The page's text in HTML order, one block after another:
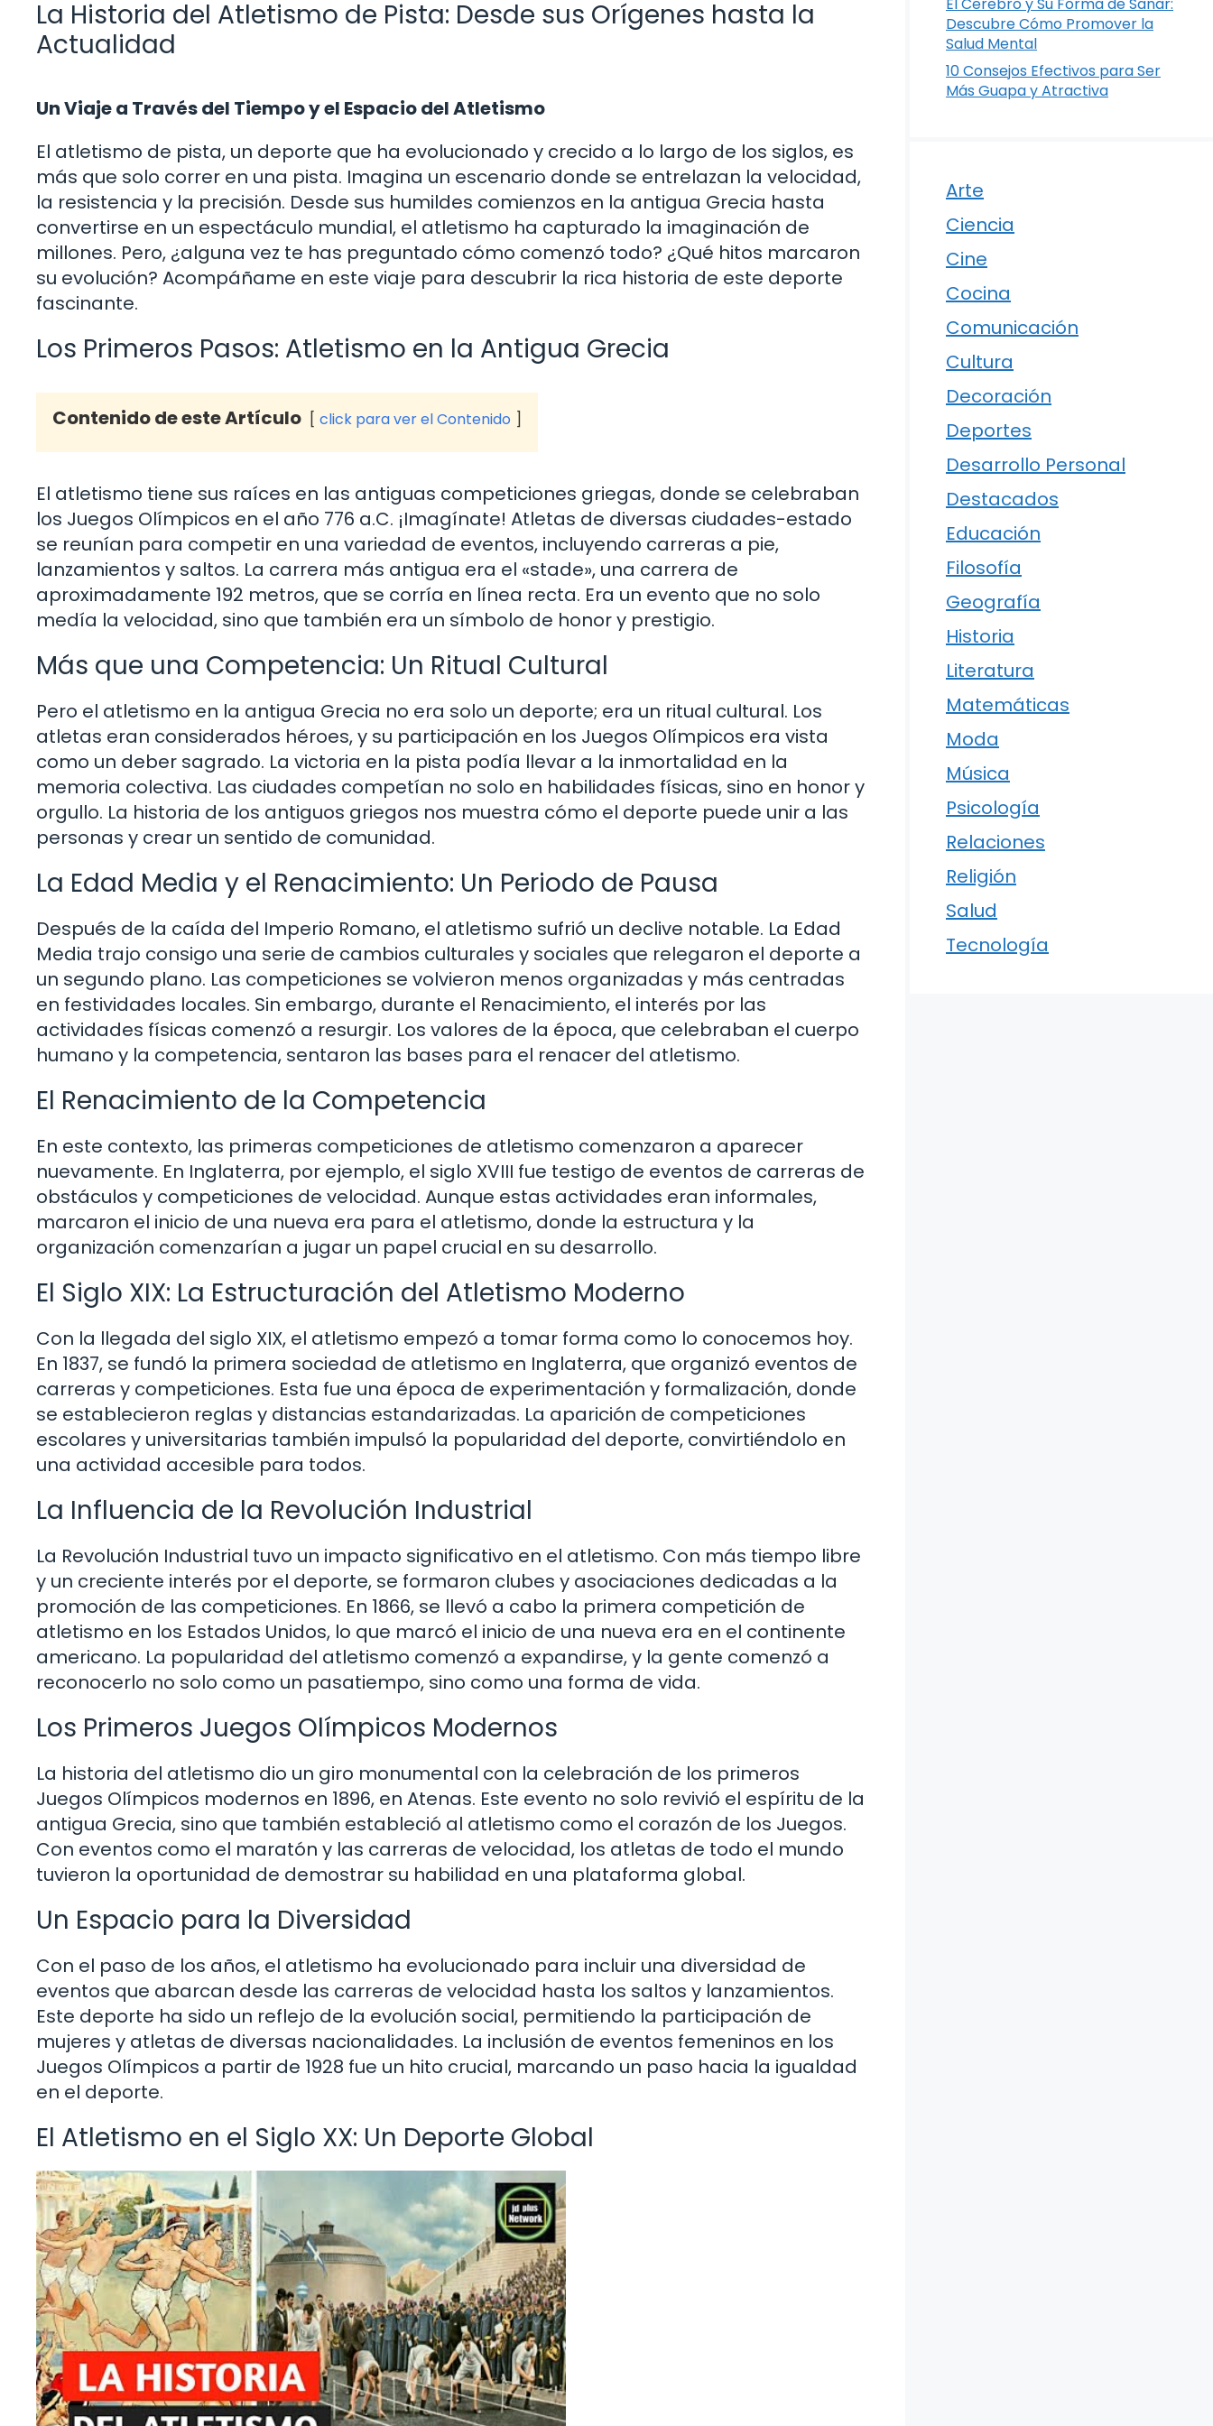
La Historia del Atletismo de Pista: Desde sus Orígenes hasta la
Actualidad
Un Viaje a Través del Tiempo y el Espacio del Atletismo
El atletismo de pista, un deporte que ha evolucionado y crecido a lo largo de los siglos, es
más que solo correr en una pista. Imagina un escenario donde se entrelazan la velocidad,
la resistencia y la precisión. Desde sus humildes comienzos en la antigua Grecia hasta
convertirse en un espectáculo mundial, el atletismo ha capturado la imaginación de
millones. Pero, ¿alguna vez te has preguntado cómo comenzó todo? ¿Qué hitos marcaron
su evolución? Acompáñame en este viaje para descubrir la rica historia de este deporte
fascinante.
Los Primeros Pasos: Atletismo en la Antigua Grecia
Contenido de este Artículo click para ver el Contenido
El atletismo tiene sus raíces en las antiguas competiciones griegas, donde se celebraban
los Juegos Olímpicos en el año 776 a.C. ¡Imagínate! Atletas de diversas ciudades-estado
se reunían para competir en una variedad de eventos, incluyendo carreras a pie,
lanzamientos y saltos. La carrera más antigua era el «stade», una carrera de
aproximadamente 192 metros, que se corría en línea recta. Era un evento que no solo
medía la velocidad, sino que también era un símbolo de honor y prestigio.
Más que una Competencia: Un Ritual Cultural
Pero el atletismo en la antigua Grecia no era solo un deporte; era un ritual cultural. Los
atletas eran considerados héroes, y su participación en los Juegos Olímpicos era vista
como un deber sagrado. La victoria en la pista podía llevar a la inmortalidad en la
memoria colectiva. Las ciudades competían no solo en habilidades físicas, sino en honor y
orgullo. La historia de los antiguos griegos nos muestra cómo el deporte puede unir a las
personas y crear un sentido de comunidad.
La Edad Media y el Renacimiento: Un Periodo de Pausa
Después de la caída del Imperio Romano, el atletismo sufrió un declive notable. La Edad
Media trajo consigo una serie de cambios culturales y sociales que relegaron el deporte a
un segundo plano. Las competiciones se volvieron menos organizadas y más centradas
en festividades locales. Sin embargo, durante el Renacimiento, el interés por las
actividades físicas comenzó a resurgir. Los valores de la época, que celebraban el cuerpo
humano y la competencia, sentaron las bases para el renacer del atletismo.
El Renacimiento de la Competencia
En este contexto, las primeras competiciones de atletismo comenzaron a aparecer
nuevamente. En Inglaterra, por ejemplo, el siglo XVIII fue testigo de eventos de carreras de
obstáculos y competiciones de velocidad. Aunque estas actividades eran informales,
marcaron el inicio de una nueva era para el atletismo, donde la estructura y la
organización comenzarían a jugar un papel crucial en su desarrollo.
El Siglo XIX: La Estructuración del Atletismo Moderno
Con la llegada del siglo XIX, el atletismo empezó a tomar forma como lo conocemos hoy.
En 1837, se fundó la primera sociedad de atletismo en Inglaterra, que organizó eventos de
carreras y competiciones. Esta fue una época de experimentación y formalización, donde
se establecieron reglas y distancias estandarizadas. La aparición de competiciones
escolares y universitarias también impulsó la popularidad del deporte, convirtiéndolo en
una actividad accesible para todos.
La Influencia de la Revolución Industrial
La Revolución Industrial tuvo un impacto significativo en el atletismo. Con más tiempo libre
y un creciente interés por el deporte, se formaron clubes y asociaciones dedicadas a la
promoción de las competiciones. En 1866, se llevó a cabo la primera competición de
atletismo en los Estados Unidos, lo que marcó el inicio de una nueva era en el continente
americano. La popularidad del atletismo comenzó a expandirse, y la gente comenzó a
reconocerlo no solo como un pasatiempo, sino como una forma de vida.
Los Primeros Juegos Olímpicos Modernos
La historia del atletismo dio un giro monumental con la celebración de los primeros
Juegos Olímpicos modernos en 1896, en Atenas. Este evento no solo revivió el espíritu de la
antigua Grecia, sino que también estableció al atletismo como el corazón de los Juegos.
Con eventos como el maratón y las carreras de velocidad, los atletas de todo el mundo
tuvieron la oportunidad de demostrar su habilidad en una plataforma global.
Un Espacio para la Diversidad
Con el paso de los años, el atletismo ha evolucionado para incluir una diversidad de
eventos que abarcan desde las carreras de velocidad hasta los saltos y lanzamientos.
Este deporte ha sido un reflejo de la evolución social, permitiendo la participación de
mujeres y atletas de diversas nacionalidades. La inclusión de eventos femeninos en los
Juegos Olímpicos a partir de 1928 fue un hito crucial, marcando un paso hacia la igualdad
en el deporte.
El Atletismo en el Siglo XX: Un Deporte Global
Descubre Cómo Promover la
Salud Mental
10 Consejos Efectivos para Ser
Más Guapa y Atractiva
Arte
Ciencia
Cine
Cocina
Comunicación
Cultura
Decoración
Deportes
Desarrollo Personal
Destacados
Educación
Filosofía
Geografía
Historia
Literatura
Matemáticas
Moda
Música
Psicología
Relaciones
Religión
Salud
Tecnología